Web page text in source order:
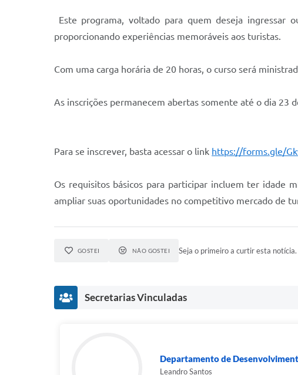
Este programa, voltado para quem deseja ingressar
proporcionando experiências memoráveis aos turistas.
Com uma carga horária de 20 horas, o curso será
As inscrições permanecem abertas somente até o dia 23
Para se inscrever, basta acessar o link https://forms.gle/
Os requisitos básicos para participar incluem ter idade
ampliar suas oportunidades no competitivo mercado de
GOSTEI NÃO GOSTEI Seja o primeiro a curtir esta notícia.
Secretarias Vinculadas
Departamento de
Leandro Santos